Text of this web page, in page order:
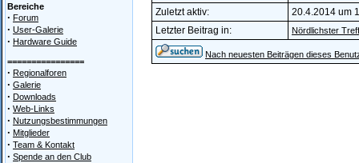
Bereiche
· Forum
· User-Galerie
· Hardware Guide
================
· Regionalforen
· Galerie
· Downloads
· Web-Links
· Nutzungsbestimmungen
· Mitglieder
· Team & Kontakt
· Spende an den Club
Zuletzt aktiv:
20.4.2014 um
Letzter Beitrag in:
Nördlichster
Nach neuesten Beiträgen dieses